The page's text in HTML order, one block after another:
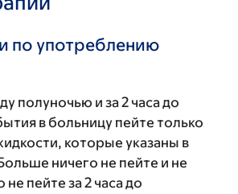
по употреблению
полуночью и за 2 часа до
в больницу пейте только
которые указаны в
ничего не пейте и не
пейте за 2 часа до